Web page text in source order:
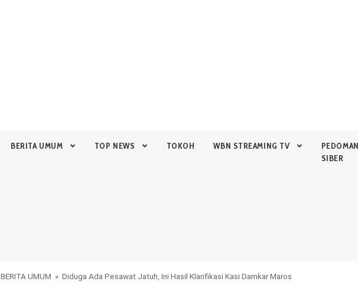
BERITA UMUM TOP NEWS TOKOH WBN STREAMING TV
PEDOMAN
SIBER
BERITA UMUM » Diduga Ada Pesawat Jatuh, Ini Hasil Klarifikasi Kasi Damkar Maros